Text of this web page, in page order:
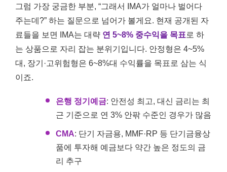
그럼 가장 궁금한 부분, “그래서 IMA가 얼마나 벌어다
주는데?” 하는 질문으로 넘어가 볼게요. 현재 공개된 자
료들을 보면 IMA는 대략 연 5~8% 중수익을 목표 로 하
는 상품으로 자리 잡는 분위기입니다. 안정형은 4~5%
대, 장기·고위험형은 6~8%대 수익률을 목표로 삼는 식
이죠.
은행 정기예금: 안전성 최고, 대신 금리는 최
근 기준으로 연 3% 안팎 수준인 경우가 많음
CMA: 단기 자금용, MMF·RP 등 단기금융상
품에 투자해 예금보다 약간 높은 정도의 금
리 추구